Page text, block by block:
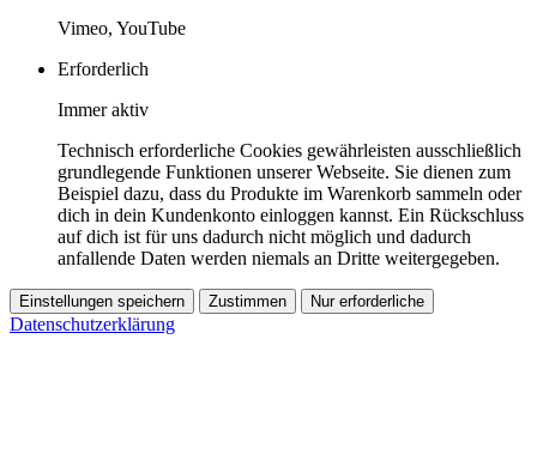
Vimeo, YouTube
Erforderlich
Immer aktiv
Technisch erforderliche Cookies gewährleisten ausschließlich
grundlegende Funktionen unserer Webseite. Sie dienen zum
Beispiel dazu, dass du Produkte im Warenkorb sammeln oder
dich in dein Kundenkonto einloggen kannst. Ein Rückschluss
auf dich ist für uns dadurch nicht möglich und dadurch
anfallende Daten werden niemals an Dritte weitergegeben.
Einstellungen speichern Zustimmen Nur erforderliche
Datenschutzerklärung